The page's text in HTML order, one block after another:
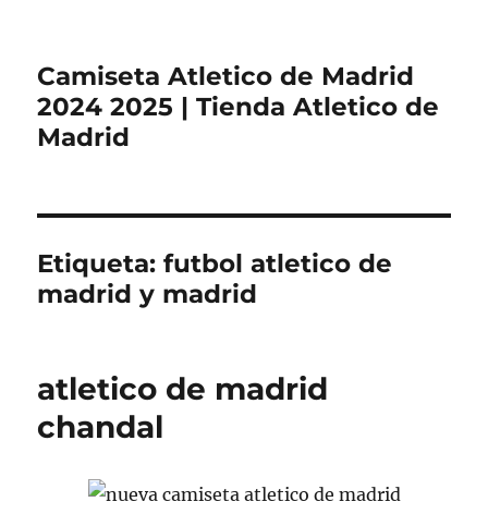
Camiseta Atletico de Madrid
2024 2025 | Tienda Atletico de
Madrid
Etiqueta:futbol atletico de
madrid y madrid
atletico de madrid
chandal